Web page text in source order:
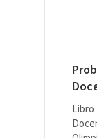
Libro